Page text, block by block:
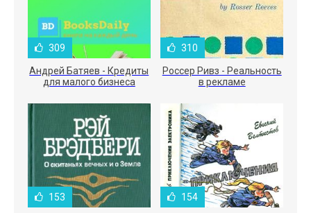
309
Андрей Батяев - Кредиты
для малого бизнеса
310
Россер Ривз - Реальность
в рекламе
153 154